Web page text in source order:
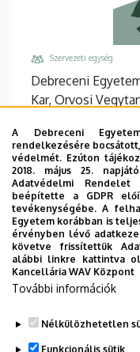
Szervezeti egység
Debreceni
Kar, Orvosi
+36 52 518 600 /
Email
Cím
4032 Debrecen
Épület, emelet, ajtó
Élettudományi
Website
A Debreceni
rendelkezésére
védelmét. Ezúton
2018. május 25.
Adatvédelmi
beépítette a GDPR
tevékenységébe. A
Egyetem korábban is
érvényben lévő
követve frissítettük
alábbi linkre kattintva
Kancellária WAV Központ
További információk
Nélkülözhetetlen
Funkcionális sütik